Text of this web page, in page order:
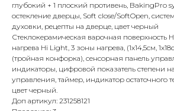
глубокий + 1 плоский противень, BakingPro
остекление дверцы, Soft close/SoftOpen,
духовки, рецепты на дверце, цвет черный
Стеклокерамическая варочная поверхность
нагрева Hi Light, 3 зоны нагрева, (1x14,5см,
(тройная конфорка), сенсорная панель
индикаторы, цифровой показатель степени
управления, таймер, индикатор остаточного
цвет черный.
Доп артикул: 231258121